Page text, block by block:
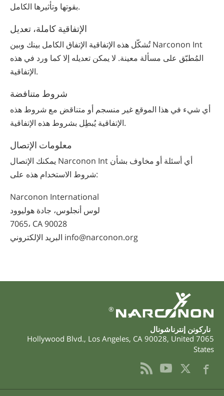
بقوتها وتأثيرها الكامل.
الإتفاقية كاملة، تعديل
تُشكّل هذه الإتفاقية الإتفاق الكامل بينك وبين Narconon Int
المُطبّق على مسألة معينة. لا يمكن تعديله إلا كما ورد في هذه
الإتفاقية.
شروط متنافضة
أي شيء في هذا الموقع غير منسجم أو متناقض مع شروط هذه
الإتفاقية يُبطِل بشروط هذه الإتفاقية.
معلومات الإتصال
يمكنك الإتصال Narconon Int أي أسئلة أو مخاوف بشأن
شروط الاستخدام هذه على:
Narconon International
لوس أنجلوس، جادة هوليوود
7065، CA 90028
البريد الإلكتروني info@narconon.org
®
ناركونن إنترناشونال
7065 Hollywood Blvd.
, Los Angeles, CA 90028, United
States